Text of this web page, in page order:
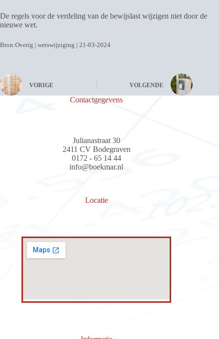
De regels voor de verdeling van de bewijslast wijzigen niet door de
nieuwe wet.
Bron:Overig | wetswijziging | 21-03-2024
VORIGE VOLGENDE
Contactgegevens
Julianastraat 30
2411 CV Bodegraven
0172 - 65 14 44
info@boekmar.nl
Locatie